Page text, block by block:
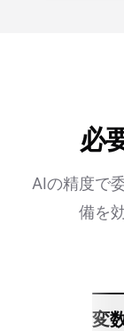
必
AIの精度で
備を
変